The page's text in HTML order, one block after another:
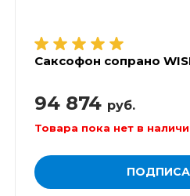
Саксофон сопрано
94 874 руб.
Товара пока нет в